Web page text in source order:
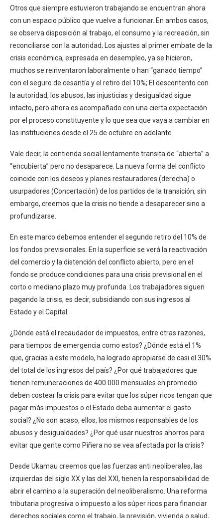
Otros que siempre estuvieron trabajando se encuentran ahora
con un espacio público que vuelve a funcionar. En ambos casos,
se observa disposición al trabajo, el consumo y la recreación, sin
reconciliarse con la autoridad; Los ajustes al primer embate de la
crisis económica, expresada en desempleo, ya se hicieron,
muchos se reinventaron laboralmente o han “ganado tiempo”
con el seguro de cesantía y el retiro del 10%; El descontento con
la autoridad, los abusos, las injusticias y desigualdad sigue
intacto, pero ahora es acompañado con una cierta expectación
por el proceso constituyente y lo que sea que vaya a cambiar en
las instituciones desde el 25 de octubre en adelante.
Vale decir, la contienda social lentamente transita de “abierta” a
“encubierta” pero no desaparece. La nueva forma del conflicto
coincide con los deseos y planes restauradores (derecha) o
usurpadores (Concertación) de los partidos de la transición, sin
embargo, creemos que la crisis no tiende a desaparecer sino a
profundizarse.
En este marco debemos entender el segundo retiro del 10% de
los fondos previsionales. En la superficie se verá la reactivación
del comercio y la distención del conflicto abierto, pero en el
fondo se produce condiciones para una crisis previsional en el
corto o mediano plazo muy profunda. Los trabajadores siguen
pagando la crisis, es decir, subsidiando con sus ingresos al
Estado y el Capital.
¿Dónde está el recaudador de impuestos, entre otras razones,
para tiempos de emergencia como estos? ¿Dónde está el 1%
que, gracias a este modelo, ha logrado apropiarse de casi el 30%
del total de los ingresos del país? ¿Por qué trabajadores que
tienen remuneraciones de 400.000 mensuales en promedio
deben costear la crisis para evitar que los súper ricos tengan que
pagar más impuestos o el Estado deba aumentar el gasto
social? ¿No son acaso, ellos, los mismos responsables de los
abusos y desigualdades? ¿Por qué usar nuestros ahorros para
evitar que gente como Piñera no se vea afectada por la crisis?
Desde Ukamau creemos que las fuerzas anti neoliberales, las
izquierdas del siglo XX y las del XXI, tienen la responsabilidad de
abrir el camino a la superación del neoliberalismo. Una reforma
tributaria progresiva o impuesto a los súper ricos para financiar
derechos sociales como el trabajo, la previsión, vivienda o salud,